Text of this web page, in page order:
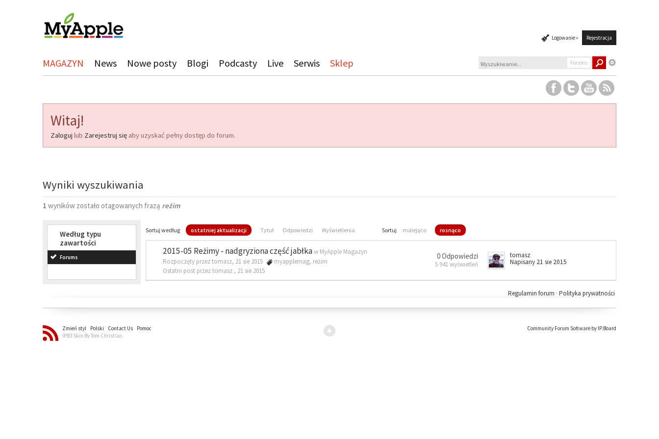
Logowanie » Rejestracja
MAGAZYN News Nowe posty Blogi Podcasty Live Serwis Sklep Forums
Witaj!
Zaloguj lub Zarejestruj się aby uzyskać pełny dostęp do forum.
Wyniki wyszukiwania
1 wyników zostało otagowanych frazą reżim
Według typu
zawartości
Forums
Sortuj według ostatniej aktualizacji Tytuł Odpowiedzi Wyświetlenia Sortuj malejąco rosnąco
2015-05 Reżimy - nadgryziona część jabłkaw MyApple Magazyn
Rozpoczęty przez tomasz, 21 sie 2015
myapplemag, reżim
Ostatni post przez tomasz , 21 sie 2015
0 Odpowiedzi
5 941 wyświetleń
tomasz
Napisany 21 sie 2015
Polityka prywatności
Regulamin forum ·
Zmień styl Polski Contact Us
Pomoc
IPB3 Skin By Tom Christian.
Community Forum Software by IP.Board